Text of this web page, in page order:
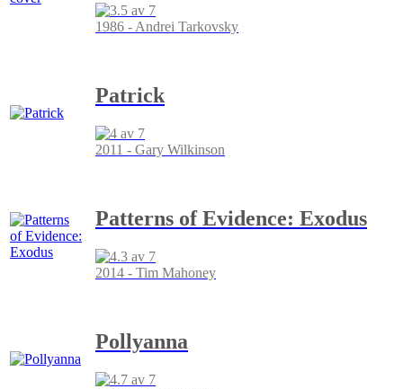
1986 - Andrei Tarkovsky
Patrick
2011 - Gary Wilkinson
Patterns of Evidence: Exodus
2014 - Tim Mahoney
Pollyanna